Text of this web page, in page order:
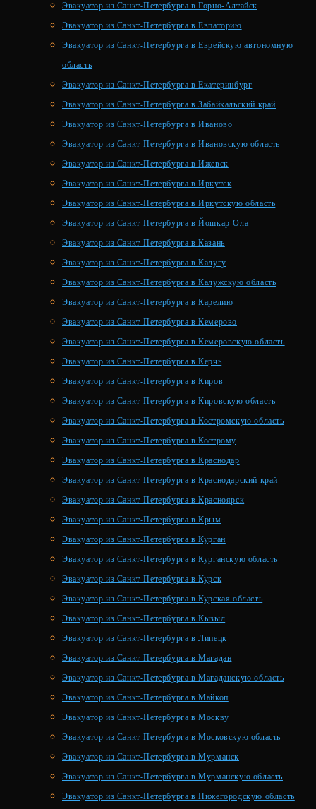
Эвакуатор из Санкт-Петербурга в Горно-Алтайск
Эвакуатор из Санкт-Петербурга в Евпаторию
Эвакуатор из Санкт-Петербурга в Еврейскую автономную
область
Эвакуатор из Санкт-Петербурга в Екатеринбург
Эвакуатор из Санкт-Петербурга в Забайкальский край
Эвакуатор из Санкт-Петербурга в Иваново
Эвакуатор из Санкт-Петербурга в Ивановскую область
Эвакуатор из Санкт-Петербурга в Ижевск
Эвакуатор из Санкт-Петербурга в Иркутск
Эвакуатор из Санкт-Петербурга в Иркутскую область
Эвакуатор из Санкт-Петербурга в Йошкар-Ола
Эвакуатор из Санкт-Петербурга в Казань
Эвакуатор из Санкт-Петербурга в Калугу
Эвакуатор из Санкт-Петербурга в Калужскую область
Эвакуатор из Санкт-Петербурга в Карелию
Эвакуатор из Санкт-Петербурга в Кемерово
Эвакуатор из Санкт-Петербурга в Кемеровскую область
Эвакуатор из Санкт-Петербурга в Керчь
Эвакуатор из Санкт-Петербурга в Киров
Эвакуатор из Санкт-Петербурга в Кировскую область
Эвакуатор из Санкт-Петербурга в Костромскую область
Эвакуатор из Санкт-Петербурга в Кострому
Эвакуатор из Санкт-Петербурга в Краснодар
Эвакуатор из Санкт-Петербурга в Краснодарский край
Эвакуатор из Санкт-Петербурга в Красноярск
Эвакуатор из Санкт-Петербурга в Крым
Эвакуатор из Санкт-Петербурга в Курган
Эвакуатор из Санкт-Петербурга в Курганскую область
Эвакуатор из Санкт-Петербурга в Курск
Эвакуатор из Санкт-Петербурга в Курская область
Эвакуатор из Санкт-Петербурга в Кызыл
Эвакуатор из Санкт-Петербурга в Липецк
Эвакуатор из Санкт-Петербурга в Магадан
Эвакуатор из Санкт-Петербурга в Магаданскую область
Эвакуатор из Санкт-Петербурга в Майкоп
Эвакуатор из Санкт-Петербурга в Москву
Эвакуатор из Санкт-Петербурга в Московскую область
Эвакуатор из Санкт-Петербурга в Мурманск
Эвакуатор из Санкт-Петербурга в Мурманскую область
Эвакуатор из Санкт-Петербурга в Нижегородскую область